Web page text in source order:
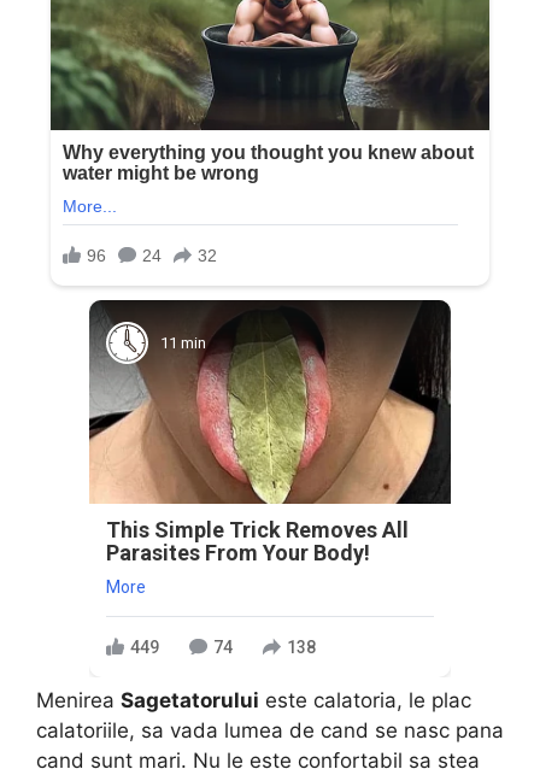
11 min
This Simple Trick Removes All
Parasites From Your Body!
More
449 74 138
Menirea Sagetatorului este calatoria, le plac
calatoriile, sa vada lumea de cand se nasc pana
cand sunt mari. Nu le este confortabil sa stea